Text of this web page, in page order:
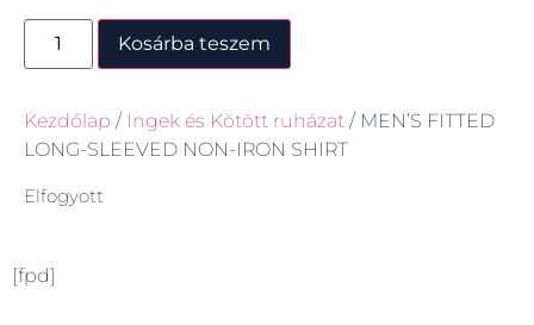
Kosárba teszem
Kezdőlap / Ingek és Kötött ruházat / MEN’S FITTED
LONG-SLEEVED NON-IRON SHIRT
Elfogyott
[fpd]